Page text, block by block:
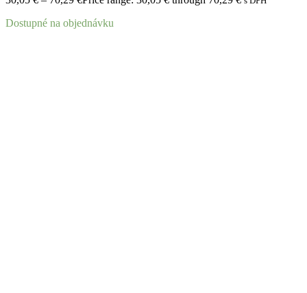
Dostupné na objednávku